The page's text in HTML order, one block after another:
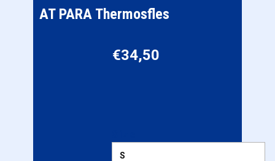
AT PARA Thermosfles
€34,50